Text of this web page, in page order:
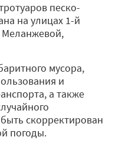
песко-
на улицах 1-й
Меланжевой,
мусора,
и
а также
скорректирован
погоды.